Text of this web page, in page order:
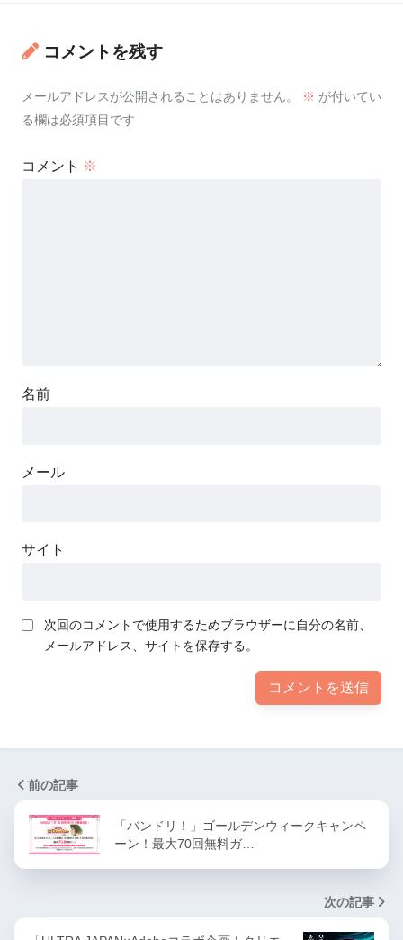
コメントを残す
メールアドレスが公開されることはありません。 ※ が付いてい
る欄は必須項目です
コメント ※
名前
メール
サイト
次回のコメントで使用するためブラウザーに自分の名前、
メールアドレス、サイトを保存する。
前の記事
「バンドリ！」ゴールデンウィークキャンペ
ーン！最大70回無料ガ…
次の記事